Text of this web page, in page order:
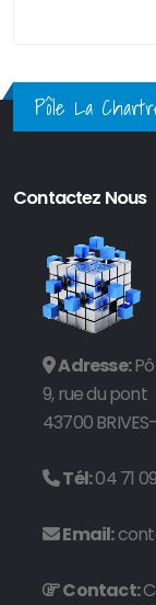
Pôle La
Contactez Nous
Adresse:
9, rue du pont
43700
Tél:04 71
Email:
Contact: